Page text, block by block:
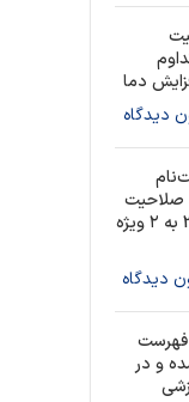
دما
دیدگاه
صلاحیت
محاسبات پایه 3 به ۲ ویژه
دیدگاه
فهرست
و در